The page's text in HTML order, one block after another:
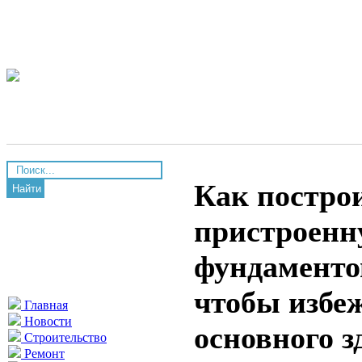
Найти
Главная
Новости
Строительство
Ремонт
Как
чтобы
основного